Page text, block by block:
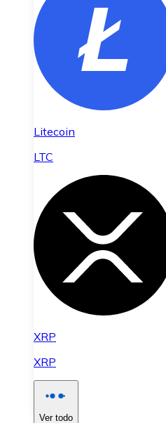
Litecoin
LTC
XRP
XRP
Ver todo